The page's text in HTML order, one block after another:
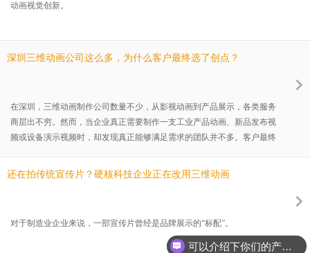
动画视觉创新。
深圳三维动画公司这么多，为什么客户最终选了创点？
在深圳，三维动画制作公司数量不少，从影视动画到产品展示，各类服务
商层出不穷。然而，当企业真正需要制作一支工业产品动画、新品发布视
频或设备演示视频时，却发现真正能够满足需求的团队并不多。客户最终
终呈现效果。对于工业制造、智能设备、医疗器械、新能源、消费电子等
还在拍传统宣传片？硬核科技企业正在改用三维动画
对于制造业企业来说，一部宣传片曾经是品牌展示的“标配”。
可以介绍下你们的产品么？